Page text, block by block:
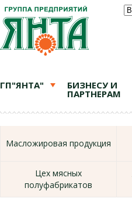
ГП"ЯНТА" БИЗНЕСУ И
ПАРТНЕРАМ
Масложировая продукция
Цех мясных
полуфабрикатов